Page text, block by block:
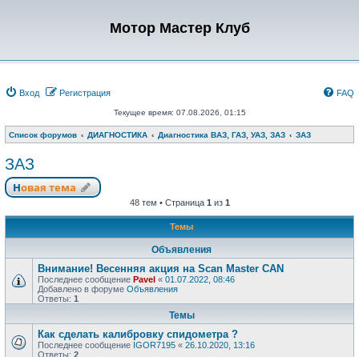
Мотор Мастер Клуб
Вход Регистрация FAQ
Текущее время: 07.08.2026, 01:15
Список форумов ДИАГНОСТИКА Диагностика ВАЗ, ГАЗ, УАЗ, ЗАЗ ЗАЗ
ЗАЗ
Новая тема
48 тем • Страница 1 из 1
Темы
Объявления
Внимание! Весенняя акция на Scan Master CAN
Последнее сообщение Pavel « 01.07.2022, 08:46
Добавлено в форуме Объявления
Ответы: 1
Темы
Как сделать калибровку спидометра ?
Последнее сообщение IGOR7195 « 26.10.2020, 13:16
Ответы: 2